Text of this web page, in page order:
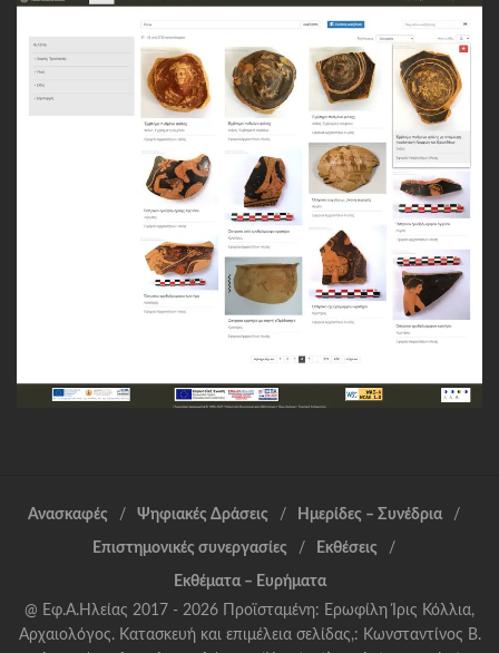
Ανασκαφές Ψηφιακές Δράσεις Ημερίδες – Συνέδρια
Επιστημονικές συνεργασίες Εκθέσεις
Εκθέματα – Ευρήματα
@ Εφ.Α.Ηλείας 2017 - 2026 Προϊσταμένη: Ερωφίλη Ίρις Κόλλια,
Αρχαιολόγος. Κατασκευή και επιμέλεια σελίδας,: Κωνσταντίνος Β.